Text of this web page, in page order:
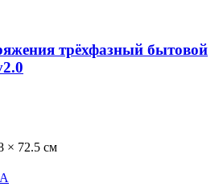
трёхфазный бытовой
× 72.5 см